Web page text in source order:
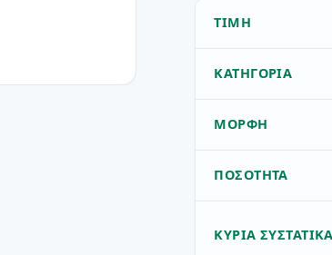
ΤΙΜΉ
ΚΑΤΗΓΟΡΊΑ
ΜΟΡΦΉ
ΠΟΣΌΤΗΤΑ
ΚΎΡΙΑ ΣΥΣΤΑΤΙΚΆ